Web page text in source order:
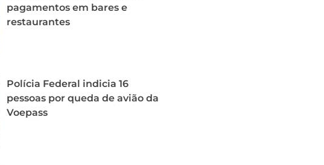
pagamentos em bares e
restaurantes
Polícia Federal indicia 16
pessoas por queda de avião da
Voepass